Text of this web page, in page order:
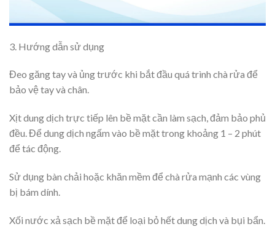
3. Hướng dẫn sử dụng
Đeo găng tay và ủng trước khi bắt đầu quá trình chà rửa để
bảo vệ tay và chân.
Xịt dung dịch trực tiếp lên bề mặt cần làm sạch, đảm bảo phủ
đều. Để dung dịch ngấm vào bề mặt trong khoảng 1 – 2 phút
để tác động.
Sử dụng bàn chải hoặc khăn mềm để chà rửa mạnh các vùng
bị bám dính.
Xối nước xả sạch bề mặt để loại bỏ hết dung dịch và bụi bẩn.